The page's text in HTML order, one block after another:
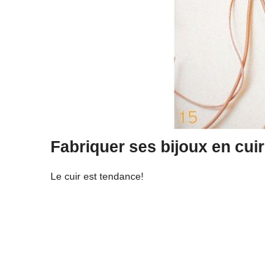
Fabriquer ses bijoux en cuir
Le cuir est tendance!